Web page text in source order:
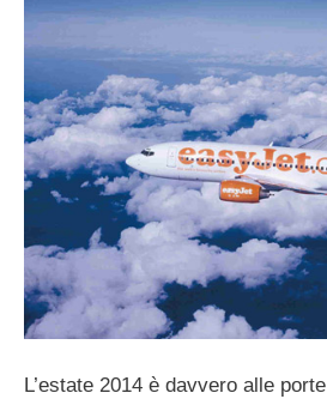
L’estate 2014 è davvero alle